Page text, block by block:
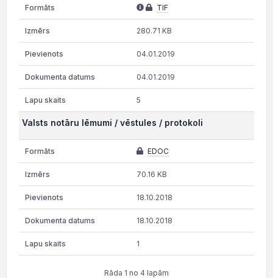
TIF
280.71 KB
04.01.2019
04.01.2019
5
Valsts notāru lēmumi / vēstules / protokoli
EDOC
70.16 KB
18.10.2018
18.10.2018
1
Rāda 1 no 4 lapām